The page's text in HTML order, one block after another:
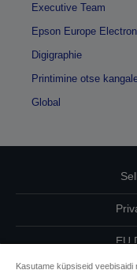
Executive Team
Epson Europe
Digigraphie
Printimine otse
Global
EU
Kasutame küpsiseid